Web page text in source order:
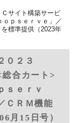
サイト構築サービ
ｐｓｅｒｖｅ」／
標準提供（2023年
０２３
合カート>
ｅｒｖ
ＣＲＭ機能
月15日号）